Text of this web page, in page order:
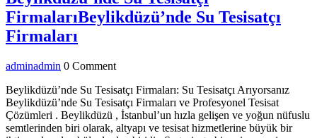
FirmalarıBeylikdüzü’nde Su Tesisatçı
Firmaları
adminadmin 0 Comment
Beylikdüzü’nde Su Tesisatçı Firmaları: Su Tesisatçı Arıyorsanız
Beylikdüzü’nde Su Tesisatçı Firmaları ve Profesyonel Tesisat
Çözümleri . Beylikdüzü , İstanbul’un hızla gelişen ve yoğun nüfuslu
semtlerinden biri olarak, altyapı ve tesisat hizmetlerine büyük bir